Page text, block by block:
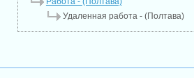
Удаленная работа - (Полтава)